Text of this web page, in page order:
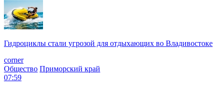
Гидроциклы стали угрозой для отдыхающих во Владивостоке
corner
Общество Приморский край
07:59